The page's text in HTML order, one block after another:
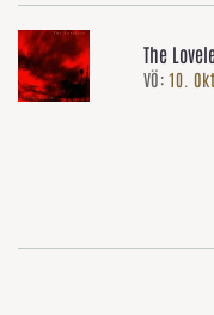
The
VÖ: 10.